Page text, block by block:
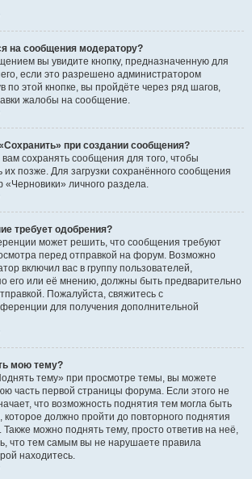
на сообщения модератору?
вы увидите кнопку, предназначенную для
если это разрешено администратором
по этой кнопке, вы пройдёте через ряд шагов,
жалобы на сообщение.
при создании сообщения?
сохранять сообщения для того, чтобы
их позже. Для загрузки сохранённого сообщения
«Черновики» личного раздела.
требует одобрения?
может решить, что сообщения требуют
перед отправкой на форум. Возможно
включил вас в группу пользователей,
его или её мнению, должны быть предварительно
Пожалуйста, свяжитесь с
для получения дополнительной
мою тему?
тему» при просмотре темы, вы можете
часть первой страницы форума. Если этого не
что возможность поднятия тем могла быть
должно пройти до повторного поднятия
можно поднять тему, просто ответив на неё,
что тем самым вы не нарушаете правила
находитесь.